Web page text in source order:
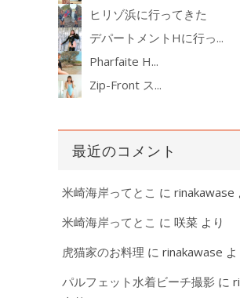
ヒリゾ浜に行ってきた
デパートメントHに行っ...
Pharfaite H...
Zip-Front ス...
最近のコメント
米崎海岸ってとこ に rinakawase
米崎海岸ってとこ に 咲菜 より
虎猫家のお料理 に rinakawase よ
パルフェット水着ビーチ撮影 に